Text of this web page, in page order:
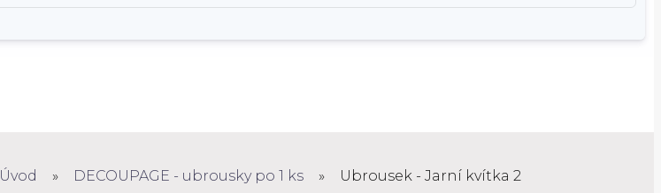
Úvod » DECOUPAGE - ubrousky po 1 ks » Ubrousek - Jarní kvítka 2